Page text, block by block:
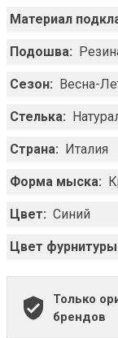
Материал
Подошва:
Сезон: Весна-
Стелька:
Страна: Италия
Форма мыска:
Цвет: Синий
Цвет
Только
брендов